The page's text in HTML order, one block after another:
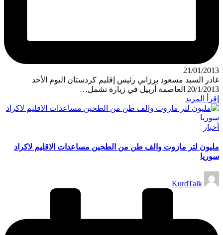
21/01/2013
غادر السيد مسعود برزاني رئيس إقليم كردستان اليوم الأحد
20/1/2013 العاصمة أربيل في زيارة تشمل…
إقرأ المزيد
نُشر
أخبار
مليون لتر مازوت والف طن من الطحين مساعدات الاقليم لاكراد
سوريا
تمّ
النشرKurdTalk